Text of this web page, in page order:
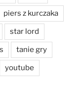
piers z kurczaka
star lord
tanie gry
youtube